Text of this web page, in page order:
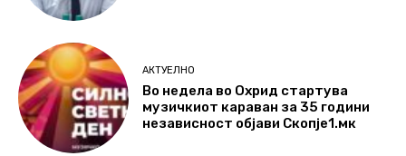
АКТУЕЛНО
Во недела во Охрид стартува
музичкиот караван за 35 години
независност објави Скопје1.мк